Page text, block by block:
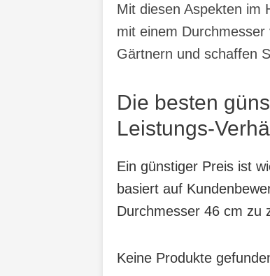
Mit diesen Aspekten im
mit einem
Gärtnern und schaffen
Die besten
Leistungs-
Ein günstiger Preis ist
basiert auf
Durchmesser 46 cm zu
Keine Produkte